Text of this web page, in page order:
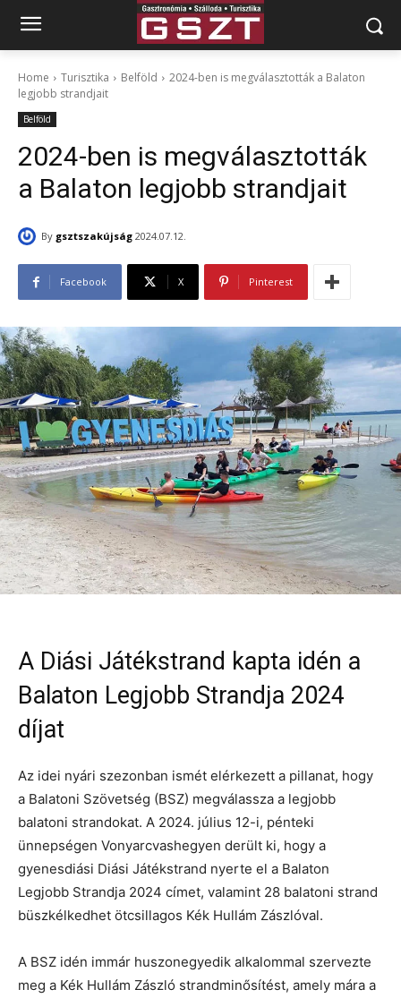
Home Turisztika Belföld
2024-ben is megválasztották a Balaton
legjobb strandjait
Belföld
2024-ben is megválasztották
a Balaton legjobb strandjait
By gsztszakújság 2024.07.12.
Facebook X Pinterest
A Diási Játékstrand kapta idén a
Balaton Legjobb Strandja 2024
díjat
Az idei nyári szezonban ismét elérkezett a pillanat, hogy
a Balatoni Szövetség (BSZ) megválassza a legjobb
balatoni strandokat. A 2024. július 12-i, pénteki
ünnepségen Vonyarcvashegyen derült ki, hogy a
gyenesdiási Diási Játékstrand nyerte el a Balaton
Legjobb Strandja 2024 címet, valamint 28 balatoni strand
büszkélkedhet ötcsillagos Kék Hullám Zászlóval.
A BSZ idén immár huszonegyedik alkalommal szervezte
meg a Kék Hullám Zászló strandminősítést, amely mára a